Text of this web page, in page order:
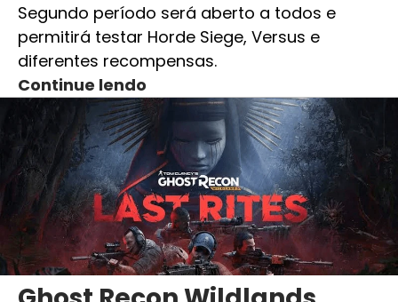
Segundo período será aberto a todos e
permitirá testar Horde Siege, Versus e
diferentes recompensas.
Continue lendo